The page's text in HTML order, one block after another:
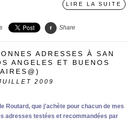
LIRE LA SUITE
Share
ADRESSES À SAN
ANGELES ET BUENOS
AIRES@)
2009
Routard, que j'achète pour chacun de mes
adresses testées et recommandées par